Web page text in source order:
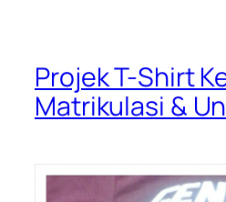
Projek T-Shirt
Matrikulasi &